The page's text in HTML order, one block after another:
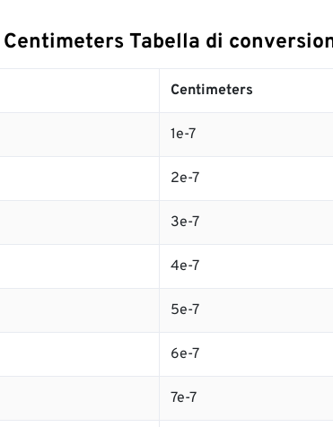
Tabella di
Centimeters
1e-7
2e-7
3e-7
4e-7
5e-7
6e-7
7e-7